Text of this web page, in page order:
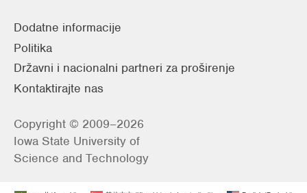
Dodatne informacije
Politika
Državni i nacionalni partneri za proširenje
Kontaktirajte nas
Copyright © 2009–2026
Iowa State University of
Science and Technology